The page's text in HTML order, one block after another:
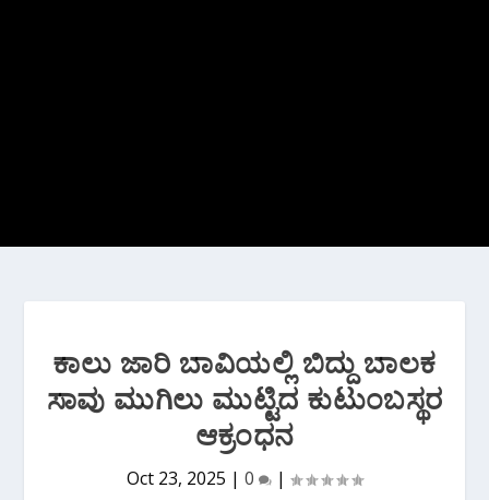
ಕಾಲು ಜಾರಿ ಬಾವಿಯಲ್ಲಿ ಬಿದ್ದು ಬಾಲಕ
ಸಾವು ಮುಗಿಲು ಮುಟ್ಟಿದ ಕುಟುಂಬಸ್ಥರ
ಆಕ್ರಂಧನ
Oct 23, 2025 | 0 |